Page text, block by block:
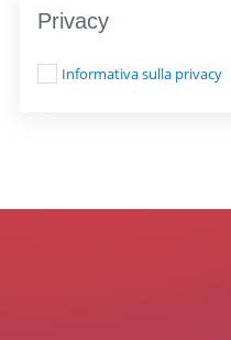
Privacy
Informativa sulla privacy